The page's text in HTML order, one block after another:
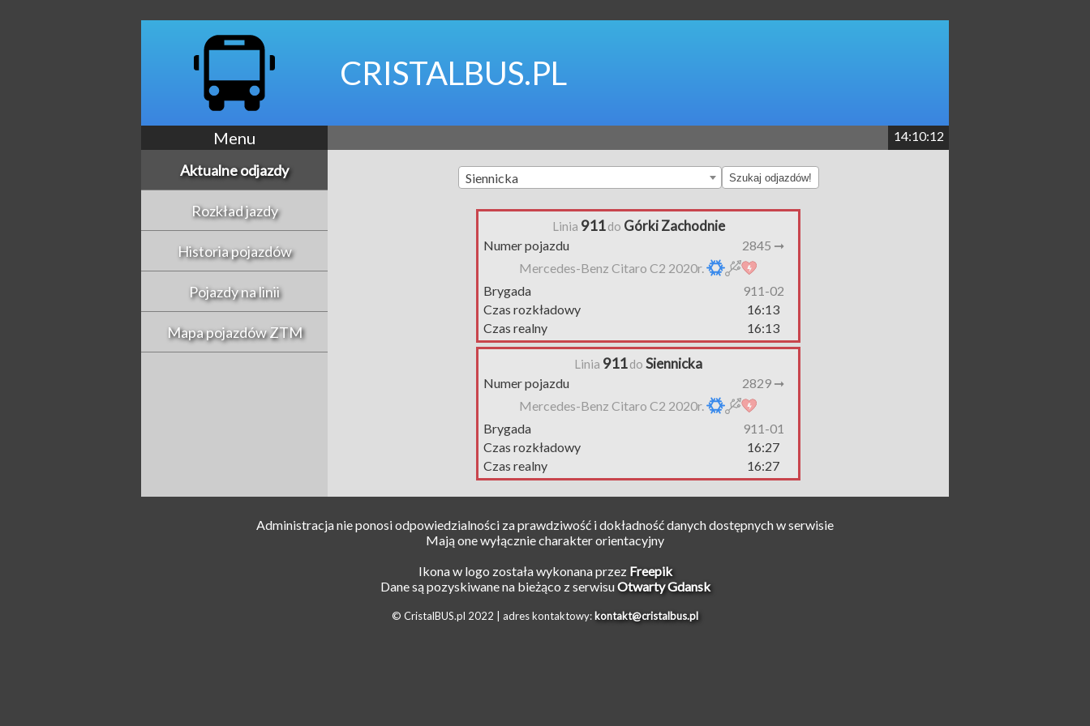
CRISTALBUS.PL
Menu 14:10:12
Aktualne odjazdy
Rozkład jazdy
Historia pojazdów
Pojazdy na linii
Mapa pojazdów ZTM
Siennicka Szukaj odjazdów!
Linia 911do Górki Zachodnie
Numer pojazdu
2845 ➞
Mercedes-Benz Citaro C2 2020r.
Brygada
911-02
Czas rozkładowy
16:13
Czas realny
16:13
Linia 911do Siennicka
Numer pojazdu
2829 ➞
Mercedes-Benz Citaro C2 2020r.
Brygada
911-01
Czas rozkładowy
16:27
Czas realny
16:27
Administracja nie ponosi odpowiedzialności za prawdziwość i dokładność danych dostępnych w serwisie
Mają one wyłącznie charakter orientacyjny
Ikona w logo została wykonana przez Freepik
Dane są pozyskiwane na bieżąco z serwisuOtwarty Gdansk
© CristalBUS.pl 2022 | adres kontaktowy: kontakt@cristalbus.pl